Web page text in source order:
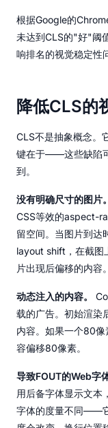
根据Google的
未达到CLS的"好"阈
响排名的视觉稳定性
降低CLS的
CLS不是抽象概念
键在于——这些缺陷
到。
没有明确尺寸的图片。
CSS等效的aspect-
留空间。当图片到达
layout shift，在截图
片出现后偏移的内容。
动态注入的内容。
载的广告。初始渲染
内容。如果一个80
容偏移80像素。
导致FOUT的Web字体
用后备字体显示文本
字体的度量不同——